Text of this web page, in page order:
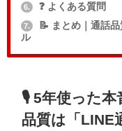
6. ❓ よくある質問
7.
📝 まとめ｜通話
ル
🎙️ 5年使った本
品質は「LINE